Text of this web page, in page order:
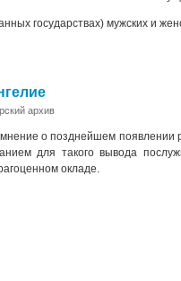
государствах) мужских и
архив
о позднейшем появлении
для такого вывода
окладе.